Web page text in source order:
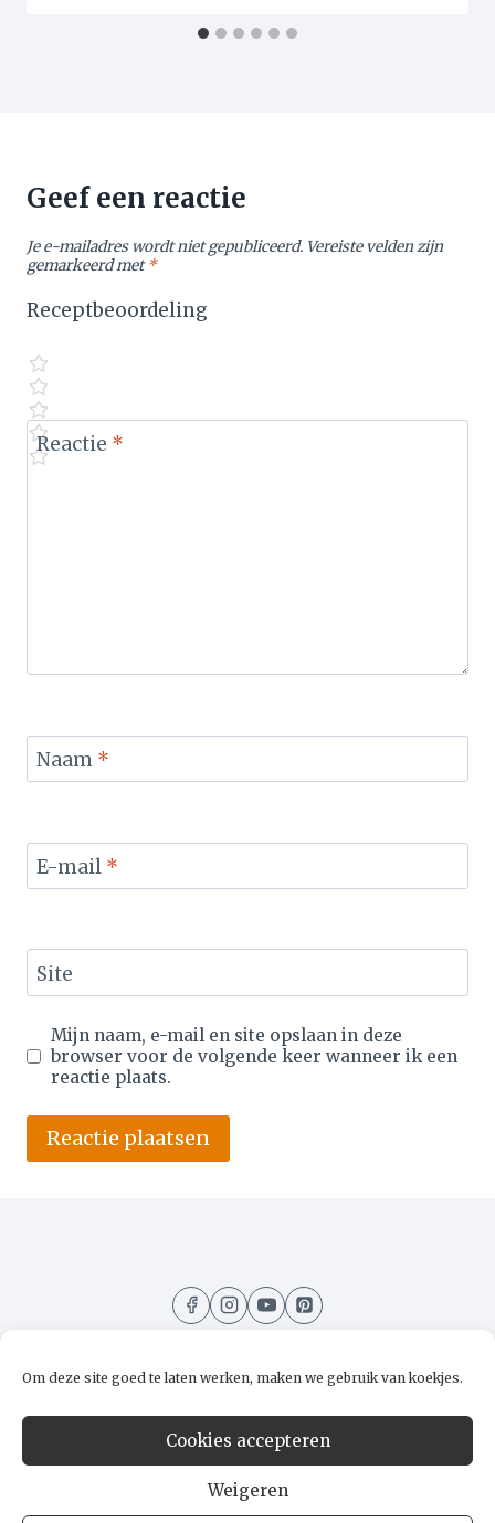
Om deze site goed te laten werken, maken we gebruik van koekjes.
Cookies accepteren
Weigeren
Geef een reactie
Je e-mailadres wordt niet gepubliceerd. Vereiste velden zijn
gemarkeerd met*
Receptbeoordeling
Reactie *
Naam *
E-mail *
Site
Mijn naam, e-mail en site opslaan in deze
browser voor de volgende keer wanneer ik een
reactie plaats.
Recepten Kooktips
Contact